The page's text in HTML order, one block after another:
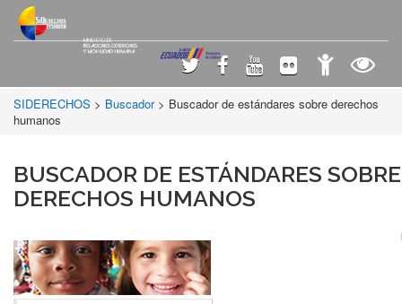
SIDERECHOS > Buscador > Buscador de estándares sobre derechos
humanos
BUSCADOR DE ESTÁNDARES SOBRE
DERECHOS HUMANOS